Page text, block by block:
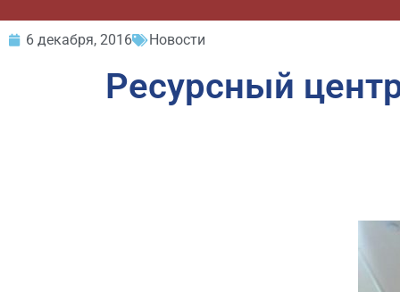
6 декабря, 2016 Новости
Ресурсный